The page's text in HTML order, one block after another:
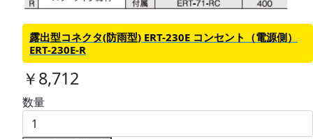
露出型コネクタ(防雨型) ERT-230E コンセント（電源側）
ERT-230E-R
￥8,712
数量